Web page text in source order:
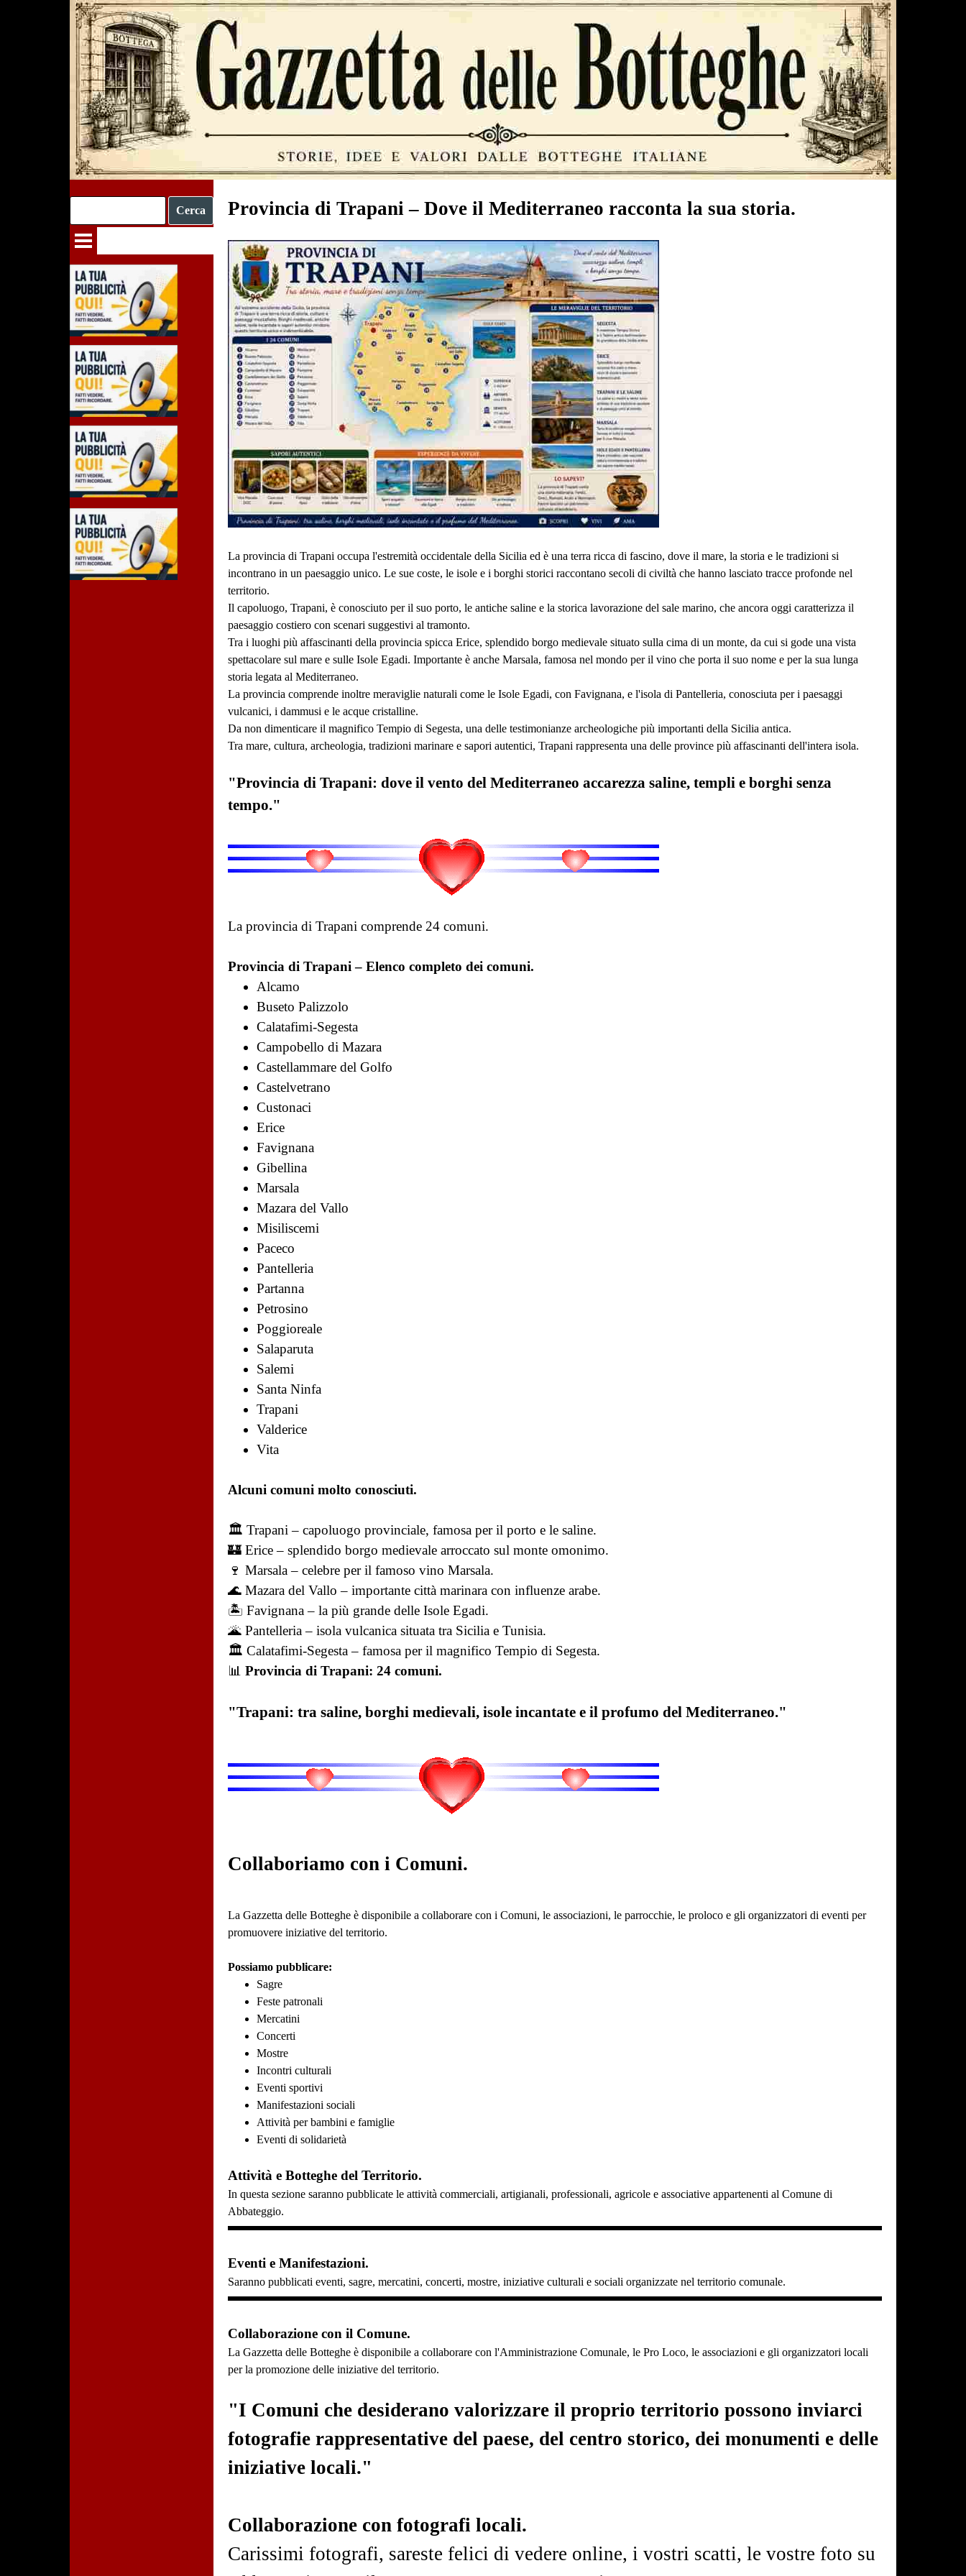
Cerca
Provincia di Trapani – Dove il Mediterraneo racconta la sua storia.
La provincia di Trapani occupa l'estremità occidentale della Sicilia ed è una terra ricca di fascino, dove il mare, la storia e le tradizioni si
incontrano in un paesaggio unico. Le sue coste, le isole e i borghi storici raccontano secoli di civiltà che hanno lasciato tracce profonde nel
territorio.
Il capoluogo, Trapani, è conosciuto per il suo porto, le antiche saline e la storica lavorazione del sale marino, che ancora oggi caratterizza il
paesaggio costiero con scenari suggestivi al tramonto.
Tra i luoghi più affascinanti della provincia spicca Erice, splendido borgo medievale situato sulla cima di un monte, da cui si gode una vista
spettacolare sul mare e sulle Isole Egadi. Importante è anche Marsala, famosa nel mondo per il vino che porta il suo nome e per la sua lunga
storia legata al Mediterraneo.
La provincia comprende inoltre meraviglie naturali come le Isole Egadi, con Favignana, e l'isola di Pantelleria, conosciuta per i paesaggi
vulcanici, i dammusi e le acque cristalline.
Da non dimenticare il magnifico Tempio di Segesta, una delle testimonianze archeologiche più importanti della Sicilia antica.
Tra mare, cultura, archeologia, tradizioni marinare e sapori autentici, Trapani rappresenta una delle province più affascinanti dell'intera isola.
"Provincia di Trapani: dove il vento del Mediterraneo accarezza saline, templi e borghi senza
tempo."
La provincia di Trapani comprende 24 comuni.
Provincia di Trapani – Elenco completo dei comuni.
Alcamo
Buseto Palizzolo
Calatafimi-Segesta
Campobello di Mazara
Castellammare del Golfo
Castelvetrano
Custonaci
Erice
Favignana
Gibellina
Marsala
Mazara del Vallo
Misiliscemi
Paceco
Pantelleria
Partanna
Petrosino
Poggioreale
Salaparuta
Salemi
Santa Ninfa
Trapani
Valderice
Vita
Alcuni comuni molto conosciuti.
🏛️ Trapani – capoluogo provinciale, famosa per il porto e le saline.
🏰 Erice – splendido borgo medievale arroccato sul monte omonimo.
🍷 Marsala – celebre per il famoso vino Marsala.
🌊 Mazara del Vallo – importante città marinara con influenze arabe.
🏝️ Favignana – la più grande delle Isole Egadi.
🌋 Pantelleria – isola vulcanica situata tra Sicilia e Tunisia.
🏛️ Calatafimi-Segesta – famosa per il magnificoTempio di Segesta.
📊 Provincia di Trapani: 24 comuni.
"Trapani: tra saline, borghi medievali, isole incantate e il profumo del Mediterraneo."
Collaboriamo con i Comuni.
La Gazzetta delle Botteghe è disponibile a collaborare con i Comuni, le associazioni, le parrocchie, le proloco e gli organizzatori di eventi per
promuovere iniziative del territorio.
Possiamo pubblicare:
Sagre
Feste patronali
Mercatini
Concerti
Mostre
Incontri culturali
Eventi sportivi
Manifestazioni sociali
Attività per bambini e famiglie
Eventi di solidarietà
Attività e Botteghe del Territorio.
In questa sezione saranno pubblicate le attività commerciali, artigianali, professionali, agricole e associative appartenenti al Comune di
Abbateggio.
Eventi e Manifestazioni.
Saranno pubblicati eventi, sagre, mercatini, concerti, mostre, iniziative culturali e sociali organizzate nel territorio comunale.
Collaborazione con il Comune.
La Gazzetta delle Botteghe è disponibile a collaborare con l'Amministrazione Comunale, le Pro Loco, le associazioni e gli organizzatori locali
per la promozione delle iniziative del territorio.
"I Comuni che desiderano valorizzare il proprio territorio possono inviarci
fotografie rappresentative del paese, del centro storico, dei monumenti e delle
iniziative locali."
Collaborazione con fotografi locali.
Carissimi fotografi, sareste felici di vedere online, i vostri scatti, le vostre foto su